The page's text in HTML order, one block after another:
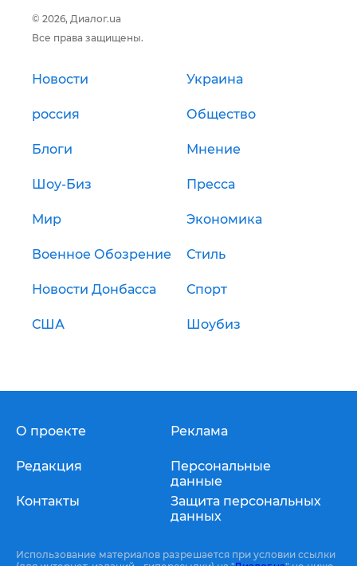
© 2026, Диалог.ua
Все права защищены.
Новости Украина
россия Общество
Блоги Мнение
Шоу-Биз Пресса
Мир Экономика
Военное Обозрение Стиль
Новости Донбасса Спорт
США Шоубиз
О проекте
Редакция
Контакты
Реклама
Персональные
данные
Защита персональных
данных
Использование материалов разрешается при условии ссылки